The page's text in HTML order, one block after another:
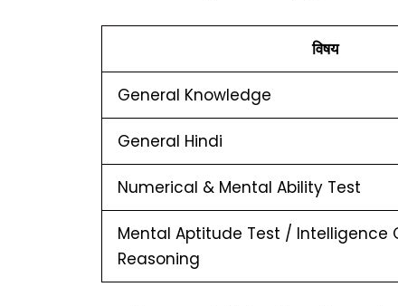
विषय
General Knowledge
General Hindi
Numerical & Mental Ability Test
Mental Aptitude Test / Intelligence
Reasoning